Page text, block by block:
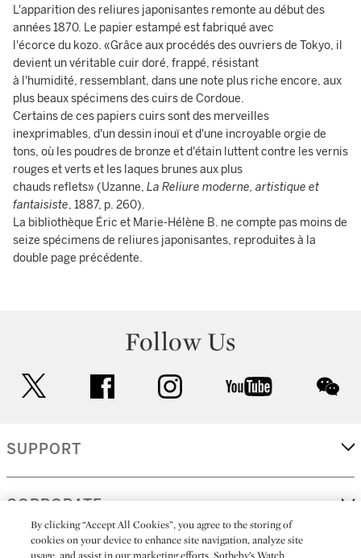
L'apparition des reliures japonisantes remonte au début des
années 1870. Le papier estampé est fabriqué avec
l'écorce du kozo. «Grâce aux procédés des ouvriers de Tokyo, il
devient un véritable cuir doré, frappé, résistant
à l'humidité, ressemblant, dans une note plus riche encore, aux
plus beaux spécimens des cuirs de Cordoue.
Certains de ces papiers cuirs sont des merveilles
inexprimables, d'un dessin inouï et d'une incroyable orgie de
tons, où les poudres de bronze et d'étain luttent contre les vernis
rouges et verts et les laques brunes aux plus
chauds reflets» (Uzanne, La Reliure moderne, artistique et
fantaisiste, 1887, p. 260).
La bibliothèque Éric et Marie-Hélène B. ne compte pas moins de
seize spécimens de reliures japonisantes, reproduites à la
double page précédente.
Follow Us
facebook instagram youtube
SUPPORT
CORPORATE
By clicking “Accept All Cookies”, you agree to the storing of
cookies on your device to enhance site navigation, analyze site
usage, and assist in our marketing efforts. Sotheby’s Watch